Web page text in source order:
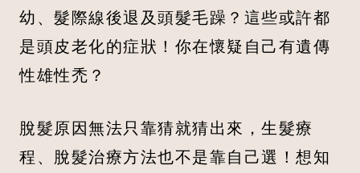
幼、髮際線後退及頭髮毛躁？這些或許都
是頭皮老化的症狀！你在懷疑自己有遺傳
性雄性禿？
脫髮原因無法只靠猜就猜出來，生髮療
程、脫髮治療方法也不是靠自己選！想知